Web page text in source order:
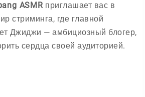
ASMRприглашает вас в
стриминга, где главной
Джиджи — амбициозный блогер,
сердца своей аудиторией.